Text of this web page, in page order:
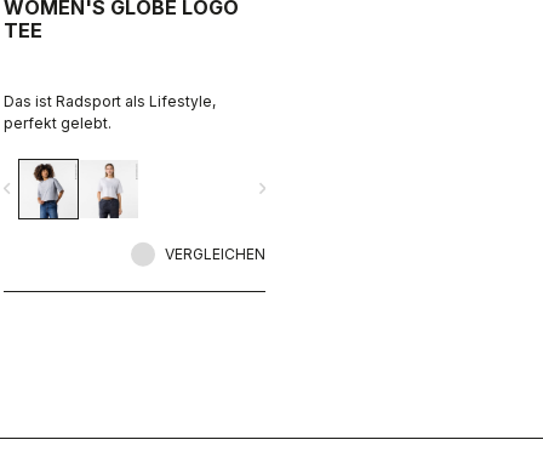
WOMEN'S GLOBE LOGO
TEE
Das ist Radsport als Lifestyle,
perfekt gelebt.
navigate_next
VERGLEICHEN